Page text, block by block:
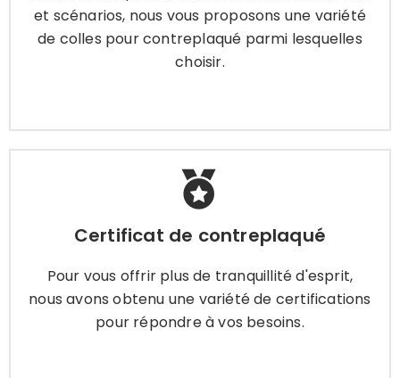
et scénarios, nous vous proposons une variété
de colles pour contreplaqué parmi lesquelles
choisir.
Apprendre encore plus
Certificat de contreplaqué
Pour vous offrir plus de tranquillité d'esprit,
nous avons obtenu une variété de certifications
pour répondre à vos besoins.
Certificat de contreplaqué
Pour vous offrir plus de tranquillité d'esprit, nous
répondre à vos besoins.